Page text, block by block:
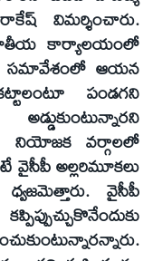
విమర్శించారు.
జాతీయ కార్యాలయంలో
సమావేశంలో ఆయన
పండగని
నియోజక వర్గాలలో
వైసీపీ అల్లరిమూకలు
ధ్వజమెత్తారు. వైసీపీ